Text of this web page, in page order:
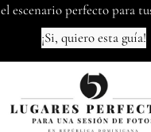
el escenario perfecto para
¡Si, quiero esta guía!